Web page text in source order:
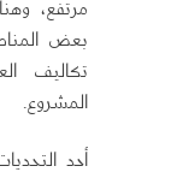
مرتفع،
بعض
تكاليف
المشروع.
أحد